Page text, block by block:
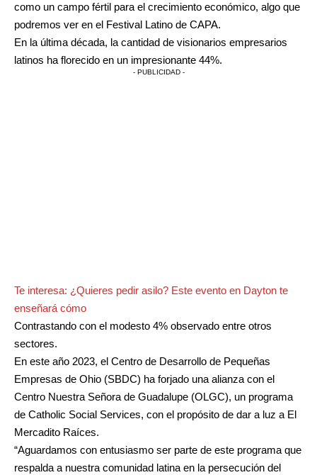
como un campo fértil para el crecimiento económico, algo que
podremos ver en el Festival Latino de CAPA.
En la última década, la cantidad de visionarios empresarios
latinos ha florecido en un impresionante 44%.
- PUBLICIDAD -
Te interesa: ¿Quieres pedir asilo? Este evento en Dayton te
enseñará cómo
Contrastando con el modesto 4% observado entre otros
sectores.
En este año 2023, el Centro de Desarrollo de Pequeñas
Empresas de Ohio (SBDC) ha forjado una alianza con el
Centro Nuestra Señora de Guadalupe (OLGC), un programa
de Catholic Social Services, con el propósito de dar a luz a El
Mercadito Raíces.
“Aguardamos con entusiasmo ser parte de este programa que
respalda a nuestra comunidad latina en la persecución del